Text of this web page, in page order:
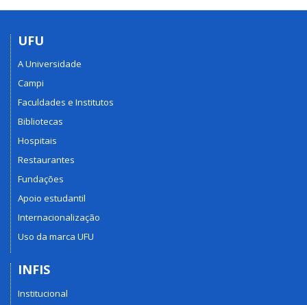
UFU
A Universidade
Campi
Faculdades e Institutos
Bibliotecas
Hospitais
Restaurantes
Fundações
Apoio estudantil
Internacionalização
Uso da marca UFU
INFIS
Institucional